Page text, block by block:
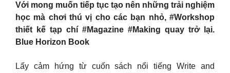
Với mong muốn tiếp tục tạo nên những trải nghiệm
học mà chơi thú vị cho các bạn nhỏ, #Workshop
thiết kế tạp chí #Magazine #Making quay trở lại.
Blue Horizon Book
Lấy cảm hứng từ cuốn sách nổi tiếng Write and